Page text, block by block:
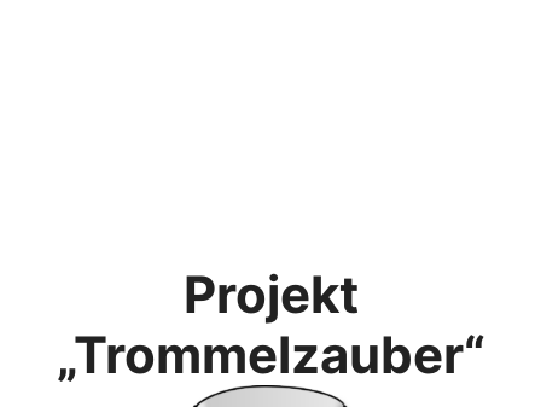
Projekt
„Trommelzauber“